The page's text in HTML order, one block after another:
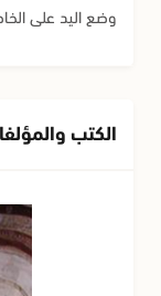
وضع اليد على
الكتب